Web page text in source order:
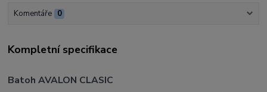
Komentáře 0
Kompletní specifikace
Batoh AVALON CLASIC